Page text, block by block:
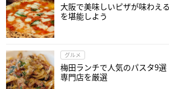
大阪で美味しいピザが味わえ
を堪能しよう
グルメ
梅田ランチで人気のパスタ9
専門店を厳選